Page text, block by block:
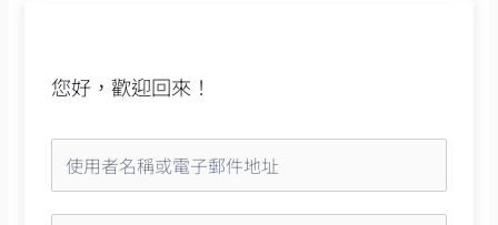
您好，歡迎回來！